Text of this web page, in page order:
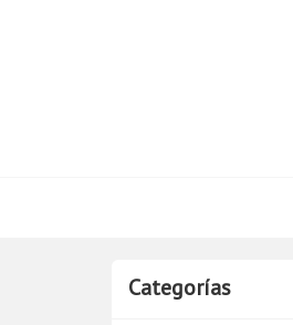
Categorías